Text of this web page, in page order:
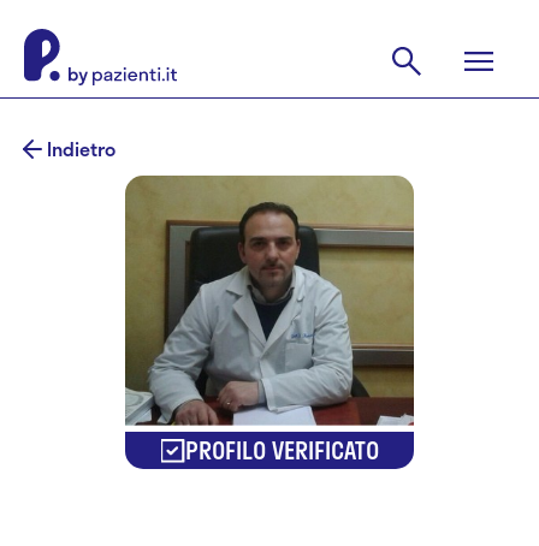
Indietro
PROFILO VERIFICATO